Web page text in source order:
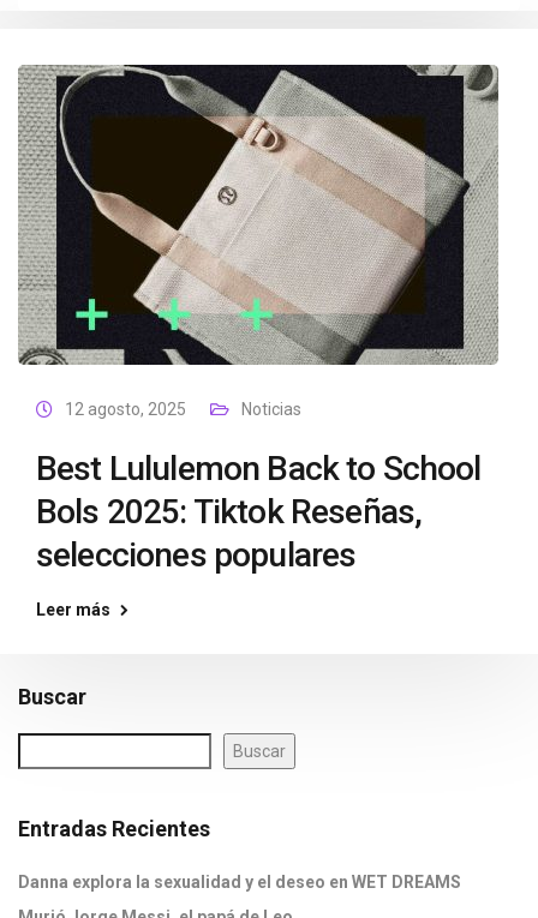
12 agosto, 2025 Noticias
Best Lululemon Back to School
Bols 2025: Tiktok Reseñas,
selecciones populares
Leer más
Buscar
Buscar
Entradas Recientes
Danna explora la sexualidad y el deseo en WET DREAMS